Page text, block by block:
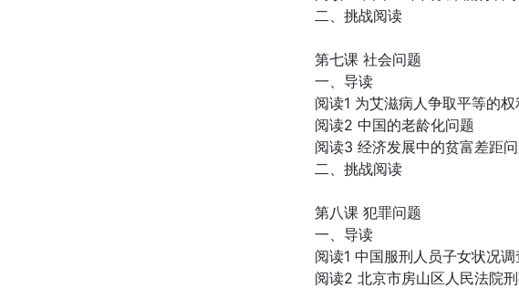
二、挑战阅读
第七课 社会问题
一、导读
阅读1 为艾滋病人争取平等的权
阅读2 中国的老龄化问题
阅读3 经济发展中的贫富差距
二、挑战阅读
第八课 犯罪问题
一、导读
阅读1 中国服刑人员子女状况调
阅读2 北京市房山区人民法院